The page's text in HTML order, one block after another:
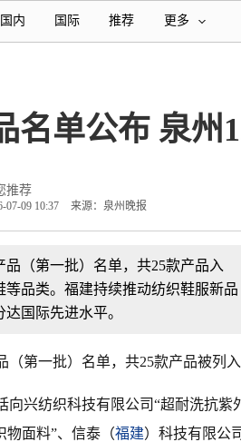
国内 国际 推荐 更多
名单公布 泉州
推荐
07-09 10:37 来源：泉州晚报
（第一批）名单，共25款产品入
品类。福建持续推动纺织鞋服新品
国际先进水平。
（第一批）名单，共25款产品被列入
向兴纺织科技有限公司“超耐洗抗紫
物面料”、信泰（福建）科技有限公